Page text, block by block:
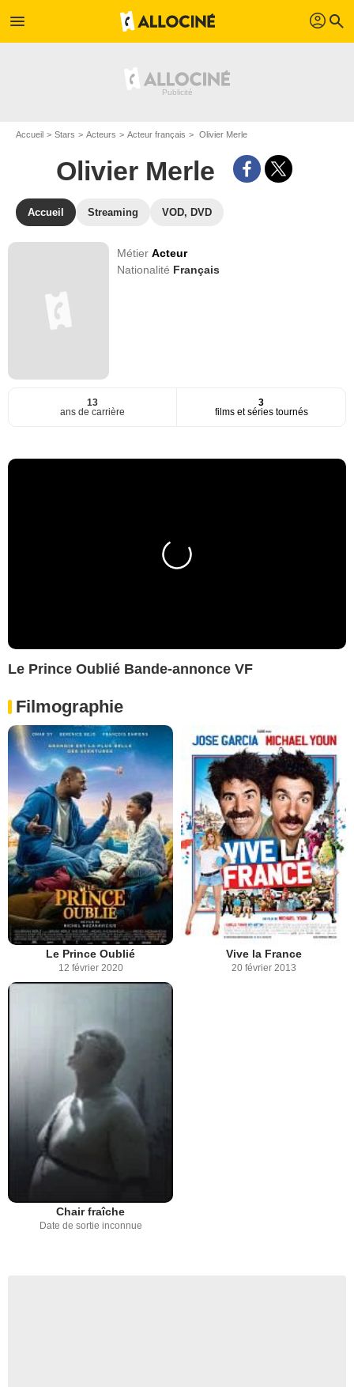
menu profil search
Accueil Stars Acteurs Acteur français Olivier Merle
Olivier Merle
Accueil Streaming VOD, DVD
MétierActeur
Nationalité Français
13
ans de carrière
3
films et séries tournés
Le Prince Oublié Bande-annonce VF
Filmographie
Le Prince Oublié
12 février 2020
Vive la France
20 février 2013
Chair fraîche
Date de sortie inconnue